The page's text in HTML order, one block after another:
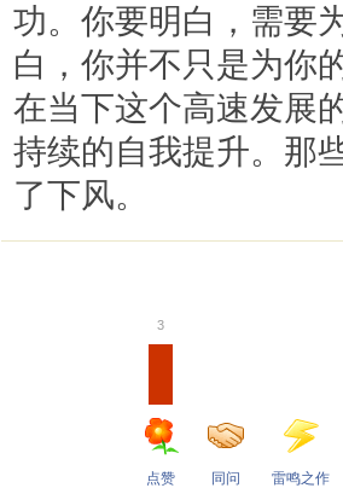
功。你要明白，需要
白，你并不只是为你
在当下这个高速发展
持续的自我提升。那
了下风。
3
点赞 同问 雷鸣之作